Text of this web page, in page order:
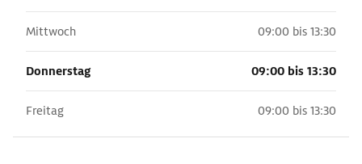
Mittwoch 09:00 bis 13:30
Donnerstag 09:00 bis 13:30
Freitag 09:00 bis 13:30